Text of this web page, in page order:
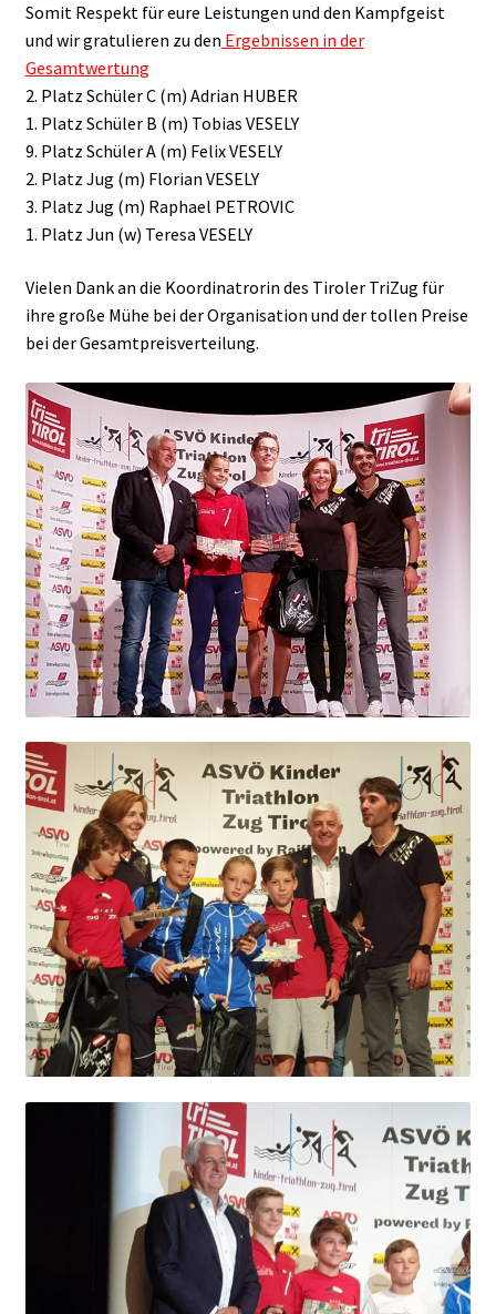
Somit Respekt für eure Leistungen und den Kampfgeist
und wir gratulieren zu den Ergebnissen in der
Gesamtwertung
2. Platz Schüler C (m) Adrian HUBER
1. Platz Schüler B (m) Tobias VESELY
9. Platz Schüler A (m) Felix VESELY
2. Platz Jug (m) Florian VESELY
3. Platz Jug (m) Raphael PETROVIC
1. Platz Jun (w) Teresa VESELY
Vielen Dank an die Koordinatrorin des Tiroler TriZug für
ihre große Mühe bei der Organisation und der tollen Preise
bei der Gesamtpreisverteilung.